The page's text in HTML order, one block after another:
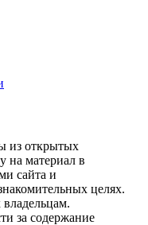
из открытых
на материал в
сайта и
целях.
за содержание